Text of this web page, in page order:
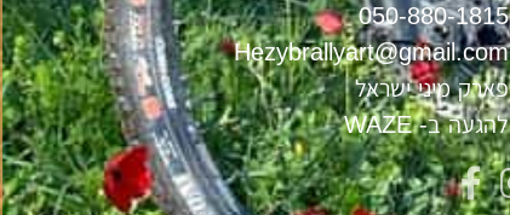
050-880-1815
Hezybrallyart@gmail.com
פארק מיני ישראל
להגעה ב- WAZE